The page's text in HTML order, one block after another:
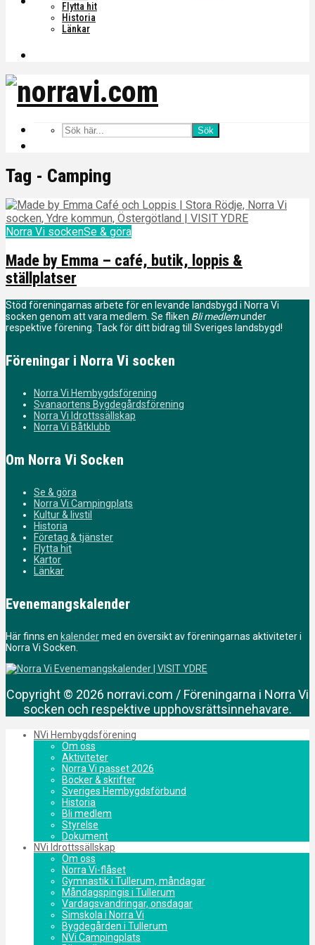
Flytta hit
Historia
Länkar
Sök
Tag - Camping
Norra Vi sockenSe & göra
Made by Emma – café, butik, loppis &
ställplatser
Stöd föreningarnas arbete för en levande landsbygd i Norra Vi
socken genom att vara medlem. Se fliken Bli medlemunder
respektive förening. Tack för ditt bidrag till Sveriges landsbygd!
Föreningar i Norra Vi socken
Norra Vi Hembygdsförening
Svanaortens Bygdegårdsförening
Norra Vi Idrottssällskap
Norra Vi Båtklubb
Om Norra Vi Socken
Se & göra
Norra Vi Campingplats
Kultur & livstil
Historia
Företag & tjänster
Flytta hit
Kartor
Länkar
Evenemangskalender
Här finns en kalendermed en översikt av föreningarnas aktiviteter i
Norra Vi Socken.
Copyright © 2026 norravi.com / Föreningarna i Norra Vi
socken och respektive upphovsrättsinnehavare.
NVi Hembygdsförening
Om oss
Aktiviteter
Norra Vi passet 2026
Böcker & skrifter
Sveriges Hembygdsförbund
Historia
Bli medlem
Styrelse
Dokument
NVi Idrottssällskap
Om oss
Norra Vi-flåset
Gymnastik i Tullerum, måndagar
Måndagspingis i Tullerum
Vardagsvandringar, onsdagar
Simskola i Norra Vi
Bygdegården i Tullerum
NVi Campingplats